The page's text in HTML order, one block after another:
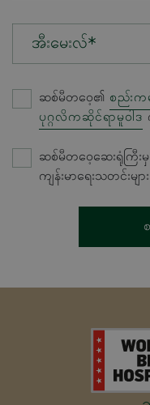
အီးမေးလ်*
ဆစ်မီတဝေ့၏ စည်းက
ပုဂ္ဂလိကဆိုင်ရာမူဝါဒ
ဆစ်မီတဝေ့ဆေးရုံကြီး
ကျန်းမာရေးသတင်းမ